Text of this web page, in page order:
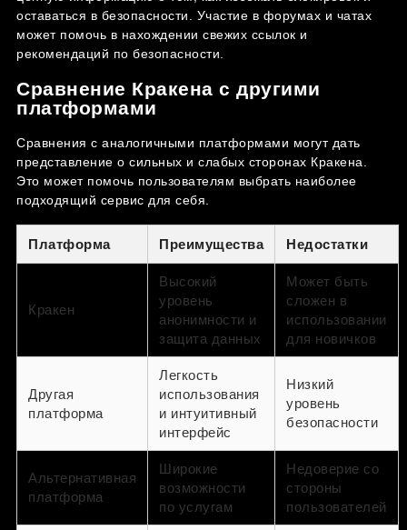
оставаться в безопасности. Участие в форумах и чатах
может помочь в нахождении свежих ссылок и
рекомендаций по безопасности.
Сравнение Кракена с другими
платформами
Сравнения с аналогичными платформами могут дать
представление о сильных и слабых сторонах Кракена.
Это может помочь пользователям выбрать наиболее
подходящий сервис для себя.
Платформа Преимущества Недостатки
Кракен
Высокий
уровень
анонимности и
защита данных
Может быть
сложен в
использовании
для новичков
Другая
платформа
Легкость
использования
и интуитивный
интерфейс
Низкий
уровень
безопасности
Альтернативная
платформа
Широкие
возможности
по услугам
Недоверие со
стороны
пользователей